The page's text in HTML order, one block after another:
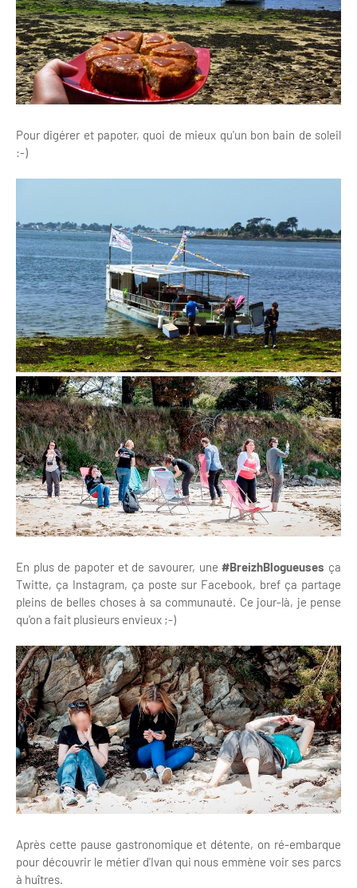
Pour digérer et papoter, quoi de mieux qu'un bon bain de soleil
:-)
En plus de papoter et de savourer, une#BreizhBlogueuses ça
Twitte, ça Instagram, ça poste sur Facebook, bref ça partage
pleins de belles choses à sa communauté. Ce jour-là, je pense
qu'on a fait plusieurs envieux ;-)
Après cette pause gastronomique et détente, on ré-embarque
pour découvrir le métier d'Ivan qui nous emmène voir ses parcs
à huîtres.